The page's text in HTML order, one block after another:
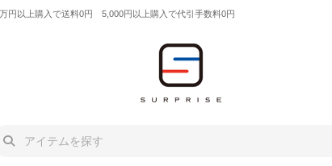
円以上購入で送料0円 5,000円以上購入で代引手数料0円